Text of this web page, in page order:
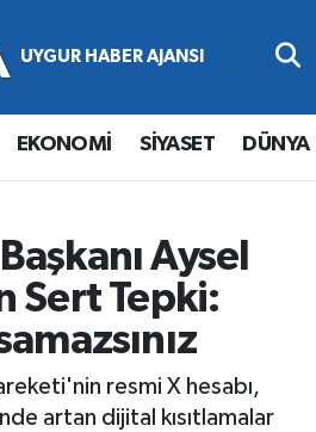
EKONOMİ SİYASET DÜNYA
Aysel
Sert Tepki:
resmi X hesabı,
artan dijital kısıtlamalar
ve Fikstür